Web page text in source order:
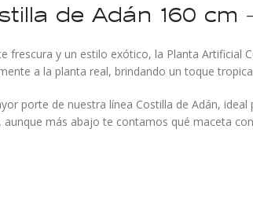
de Adán 160
frescura y un estilo exótico, la Planta
a la planta real, brindando un toque
porte de nuestra línea Costilla de Adán,
más abajo te contamos qué maceta